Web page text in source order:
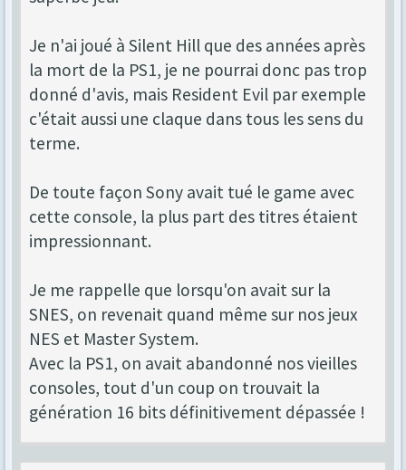
Je n'ai joué à Silent Hill que des années après
la mort de la PS1, je ne pourrai donc pas trop
donné d'avis, mais Resident Evil par exemple
c'était aussi une claque dans tous les sens du
terme.
De toute façon Sony avait tué le game avec
cette console, la plus part des titres étaient
impressionnant.
Je me rappelle que lorsqu'on avait sur la
SNES, on revenait quand même sur nos jeux
NES et Master System.
Avec la PS1, on avait abandonné nos vieilles
consoles, tout d'un coup on trouvait la
génération 16 bits définitivement dépassée !